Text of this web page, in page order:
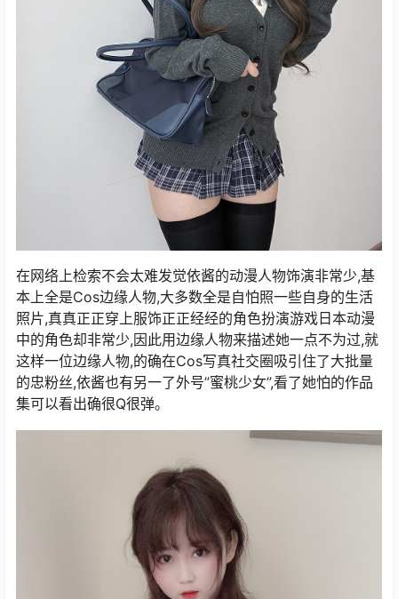
在网络上检索不会太难发觉依酱的动漫人物饰演非常少,基
本上全是Cos边缘人物,大多数全是自怕照一些自身的生活
照片,真真正正穿上服饰正正经经的角色扮演游戏日本动漫
中的角色却非常少,因此用边缘人物来描述她一点不为过,就
这样一位边缘人物,的确在Cos写真社交圈吸引住了大批量
的忠粉丝,依酱也有另一了外号”蜜桃少女”,看了她怕的作品
集可以看出确很Q很弹。